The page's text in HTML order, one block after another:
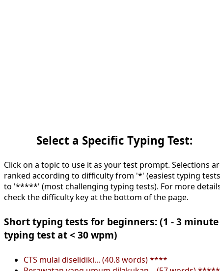
Select a Specific Typing Test:
Click on a topic to use it as your test prompt. Selections
ranked according to difficulty from '*' (easiest typing
to '*****' (most challenging typing tests). For more
check the difficulty key at the bottom of the page.
Short typing tests for beginners: (1 - 3 minute
typing test at < 30 wpm)
CTS mulai diselidiki... (40.8 words) ****